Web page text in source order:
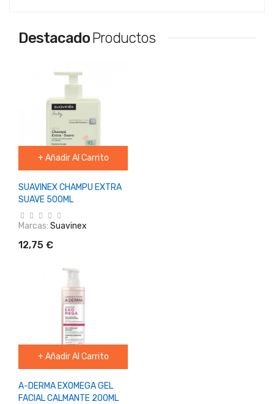
DestacadoProductos
+ Añadir Al Carrito
SUAVINEX CHAMPU EXTRA
SUAVE 500ML
Marcas: Suavinex
12,75 €
+ Añadir Al Carrito
A-DERMA EXOMEGA GEL
FACIAL CALMANTE 200ML